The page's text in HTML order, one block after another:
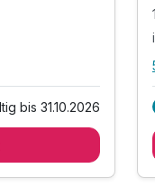
bis 31.10.2026